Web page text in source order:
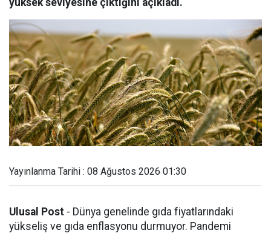
yüksek seviyesine çıktığını açıkladı.
Yayınlanma Tarihi : 08 Ağustos 2026 01:30
Ulusal Post - Dünya genelinde gıda fiyatlarındaki
yükseliş ve gıda enflasyonu durmuyor. Pandemi